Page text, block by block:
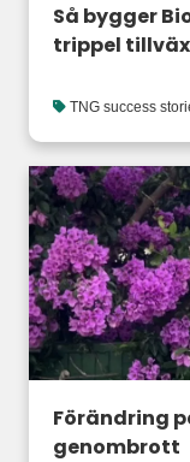
Så bygger
trippel
TNG success
Förändring
genombrott